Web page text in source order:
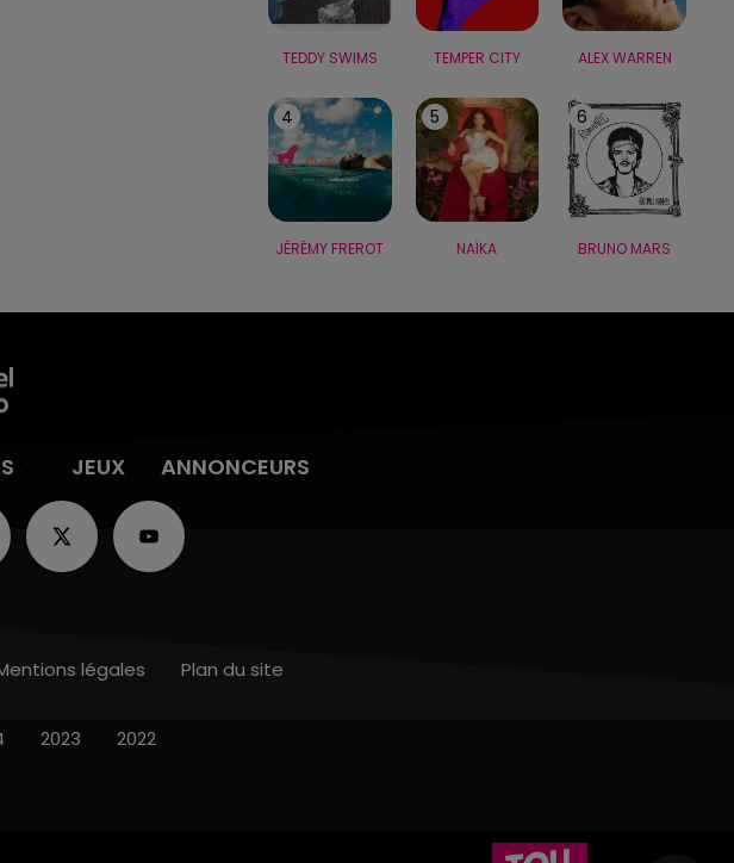
TEDDY SWIMS TEMPER CITY ALEX WARREN
4
JÉRÉMY FREROT
5
NAÏKA
6
BRUNO MARS
JEUX ANNONCEURS
légales Plan du site
2023 2022